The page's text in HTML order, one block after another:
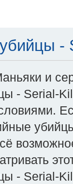
-
и
- Serial-
- Serial-